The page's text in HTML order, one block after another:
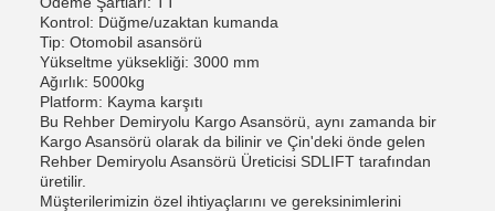
Kontrol: Düğme/uzaktan kumanda
Tip: Otomobil asansörü
Yükseltme yüksekliği: 3000 mm
Ağırlık: 5000kg
Platform: Kayma karşıtı
Bu Rehber Demiryolu Kargo Asansörü, aynı zamanda bir
Kargo Asansörü olarak da bilinir ve Çin'deki önde gelen
Rehber Demiryolu Asansörü Üreticisi SDLIFT tarafından
üretilir.
Müşterilerimizin özel ihtiyaçlarını ve gereksinimlerini